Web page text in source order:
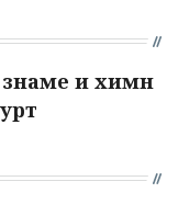
знаме и химн